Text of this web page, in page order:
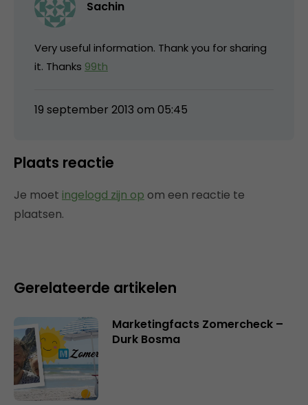
Sachin
Very useful information. Thank you for sharing
it. Thanks 99th
19 september 2013 om 05:45
Plaats reactie
Je moet ingelogd zijn op om een reactie te
plaatsen.
Gerelateerde artikelen
Marketingfacts Zomercheck –
Durk Bosma